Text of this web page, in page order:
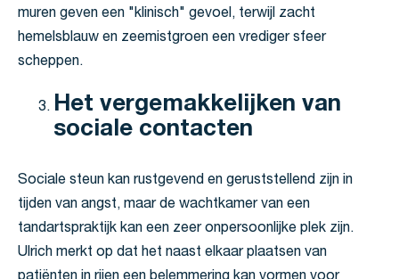
muren geven een "klinisch" gevoel, terwijl zacht
hemelsblauw en zeemistgroen een vrediger sfeer
scheppen.
Het vergemakkelijken van
sociale contacten
Sociale steun kan rustgevend en geruststellend zijn in
tijden van angst, maar de wachtkamer van een
tandartspraktijk kan een zeer onpersoonlijke plek zijn.
Ulrich merkt op dat het naast elkaar plaatsen van